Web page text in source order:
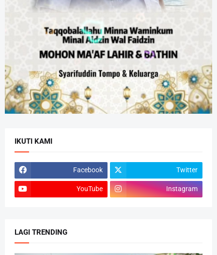
IKUTI KAMI
Facebook Twitter
YouTube Instagram
LAGI TRENDING